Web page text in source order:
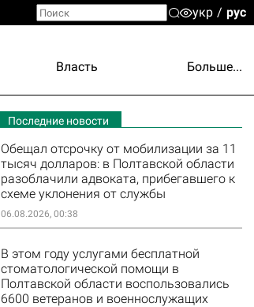
укр рус
Власть Больше...
Последние новости
Обещал отсрочку от мобилизации за 11
тысяч долларов: в Полтавской области
разоблачили адвоката, прибегавшего к
схеме уклонения от службы
06.08.2026, 00:38
В этом году услугами бесплатной
стоматологической помощи в
Полтавской области воспользовались
6600 ветеранов и военнослужащих